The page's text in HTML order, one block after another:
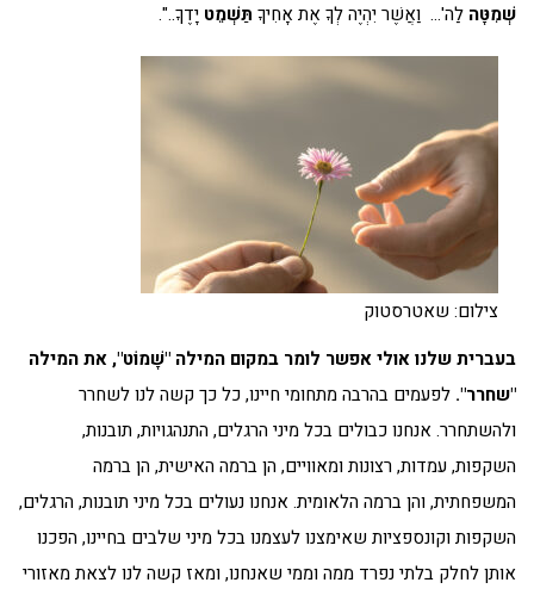
שְׁמִטָּה לַה'… וַאֲשֶׁר יִהְיֶה לְךָ אֶת אָחִיךָ תַּשְׁמֵט יָדֶךָ..".
צילום: שאטרסטוק
בעברית שלנו אולי אפשר לומר במקום המילה "שָׁמוֹט", את המילה
"שחרר". לפעמים בהרבה מתחומי חיינו, כל כך קשה לנו לשחרר
ולהשתחרר. אנחנו כבולים בכל מיני הרגלים, התנהגויות, תובנות,
השקפות, עמדות, רצונות ומאוויים, הן ברמה האישית, הן ברמה
המשפחתית, והן ברמה הלאומית. אנחנו נעולים בכל מיני תובנות, הרגלים,
השקפות וקונספציות שאימצנו לעצמנו בכל מיני שלבים בחיינו, הפכנו
אותן לחלק בלתי נפרד ממה וממי שאנחנו, ומאז קשה לנו לצאת מאזורי